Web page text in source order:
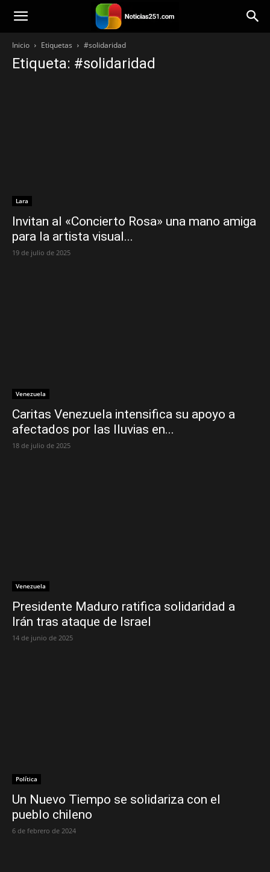
Noticias251
Inicio Etiquetas #solidaridad
Etiqueta: #solidaridad
Lara
Invitan al «Concierto Rosa» una mano amiga
para la artista visual...
19 de julio de 2025
Venezuela
Caritas Venezuela intensifica su apoyo a
afectados por las lluvias en...
18 de julio de 2025
Venezuela
Presidente Maduro ratifica solidaridad a
Irán tras ataque de Israel
14 de junio de 2025
Política
Un Nuevo Tiempo se solidariza con el
pueblo chileno
6 de febrero de 2024